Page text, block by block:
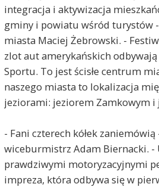
integracja i aktywizacja
gminy i powiatu wśród turystów
miasta Maciej Żebrowski. -
zlot aut amerykańskich odbywają
Sportu. To jest ścisłe centrum
naszego miasta to lokalizacja
jeziorami: jeziorem Zamkowym i
- Fani czterech kółek zaniemówią
wiceburmistrz Adam Biernacki. -
prawdziwymi motoryzacyjnymi
impreza, która odbywa się w